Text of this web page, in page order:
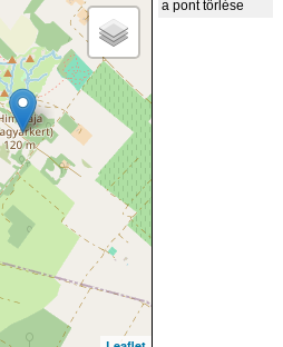
a pont törlése